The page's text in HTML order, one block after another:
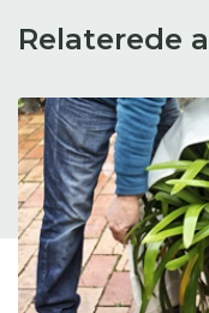
Relaterede